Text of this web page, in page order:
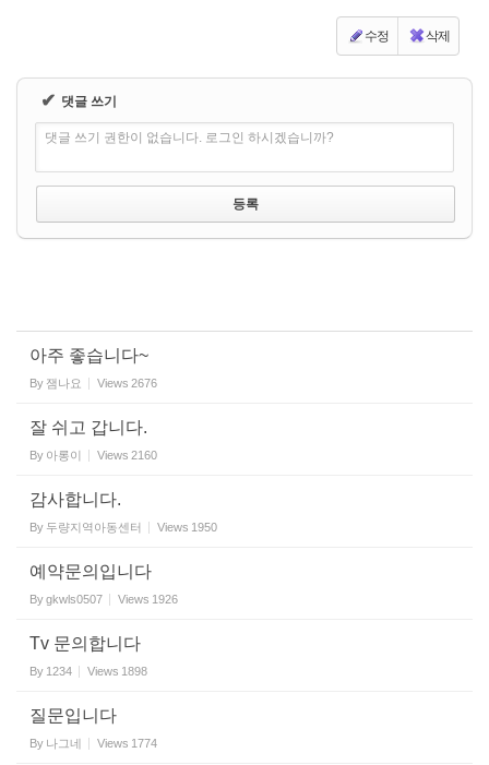
수정 삭제
✔ 댓글 쓰기
댓글 쓰기 권한이 없습니다. 로그인 하시겠습니까?
아주 좋습니다~
By 잼나요 Views 2676
잘 쉬고 갑니다.
By 아롱이 Views 2160
감사합니다.
By 두량지역아동센터 Views 1950
예약문의입니다
Bygkwls0507 Views 1926
Tv 문의합니다
By 1234 Views 1898
질문입니다
By 나그네 Views 1774